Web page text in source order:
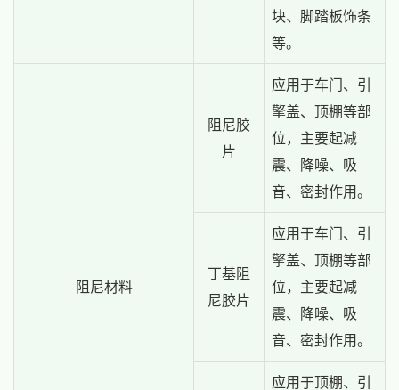
块、脚踏板饰条
等。
阻尼材料
阻尼胶
片
应用于车门、引
擎盖、顶棚等部
位，主要起减
震、降噪、吸
音、密封作用。
丁基阻
尼胶片
应用于车门、引
擎盖、顶棚等部
位，主要起减
震、降噪、吸
音、密封作用。
应用于顶棚、引